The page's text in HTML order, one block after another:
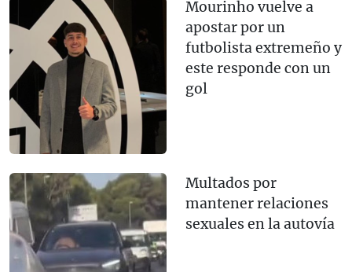
Mourinho vuelve a
apostar por un
futbolista extremeño y
este responde con un
gol
Multados por
mantener relaciones
sexuales en la autovía